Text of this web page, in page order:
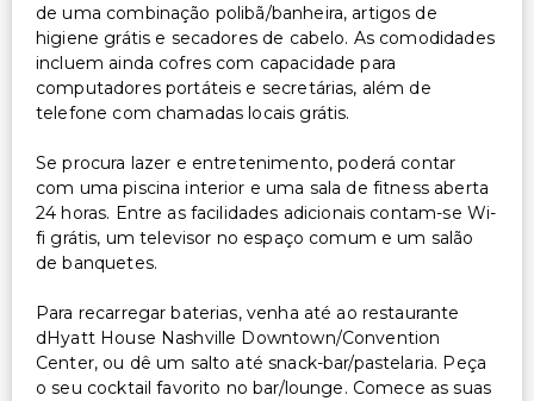
de uma combinação polibã/banheira, artigos de
higiene grátis e secadores de cabelo. As comodidades
incluem ainda cofres com capacidade para
computadores portáteis e secretárias, além de
telefone com chamadas locais grátis.
Se procura lazer e entretenimento, poderá contar
com uma piscina interior e uma sala de fitness aberta
24 horas. Entre as facilidades adicionais contam-se Wi-
fi grátis, um televisor no espaço comum e um salão
de banquetes.
Para recarregar baterias, venha até ao restaurante
dHyatt House Nashville Downtown/Convention
Center, ou dê um salto até snack-bar/pastelaria. Peça
o seu cocktail favorito no bar/lounge. Comece as suas